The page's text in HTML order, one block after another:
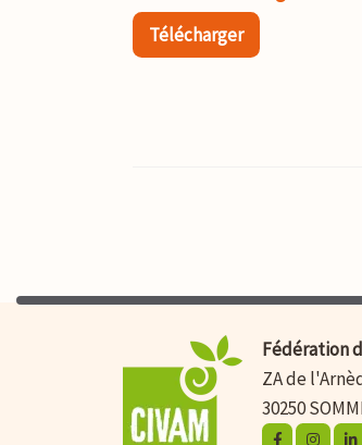
Télécharger
Fédération
ZA de
30250